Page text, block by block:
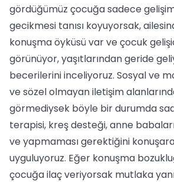
gördüğümüz çocuğa sadece
gecikmesi tanısı koyuyorsak,
konuşma öyküsü var ve çocuk
görünüyor, yaşıtlarından geride
becerilerini inceliyoruz. Sosyal ve
ve sözel olmayan iletişim
görmediysek böyle bir durumda
terapisi, kreş desteği, anne
ve yapmaması gerektiğini
uyguluyoruz. Eğer konuşma
çocuğa ilaç veriyorsak mutlaka